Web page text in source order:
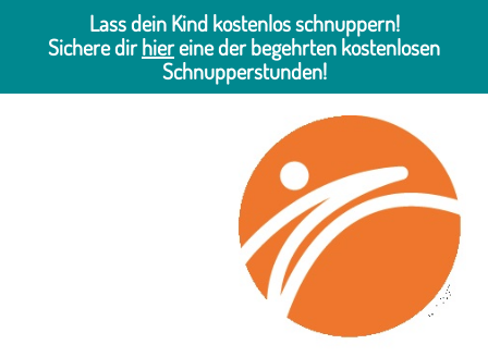
Lass dein Kind kostenlos schnuppern!
Sichere dirhiereine der begehrten kostenlosen
Schnupperstunden!